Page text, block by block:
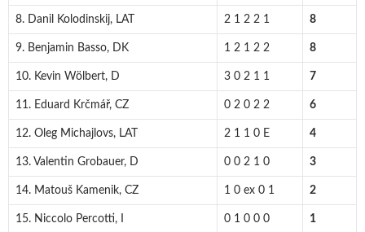
8. Danil Kolodinskij, LAT 2 1 2 2 1 8
9. Benjamin Basso, DK 1 2 1 2 2 8
10. Kevin Wölbert, D 3 0 2 1 1 7
11. Eduard Krčmář, CZ 0 2 0 2 2 6
12. Oleg Michajlovs, LAT 2 1 1 0 E 4
13. Valentin Grobauer, D 0 0 2 1 0 3
14. Matouš Kamenik, CZ 1 0 ex 0 1 2
15. Niccolo Percotti, I 0 1 0 0 0 1